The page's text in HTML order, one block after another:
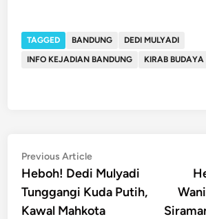
TAGGED BANDUNG
DEDI MULYADI
INFO KEJADIAN BANDUNG
KIRAB BUDAYA
Post
navigation
Previous ArticlePrevious
article:
Heboh! Dedi Mulyadi
Tunggangi Kuda Putih,
Kawal Mahkota